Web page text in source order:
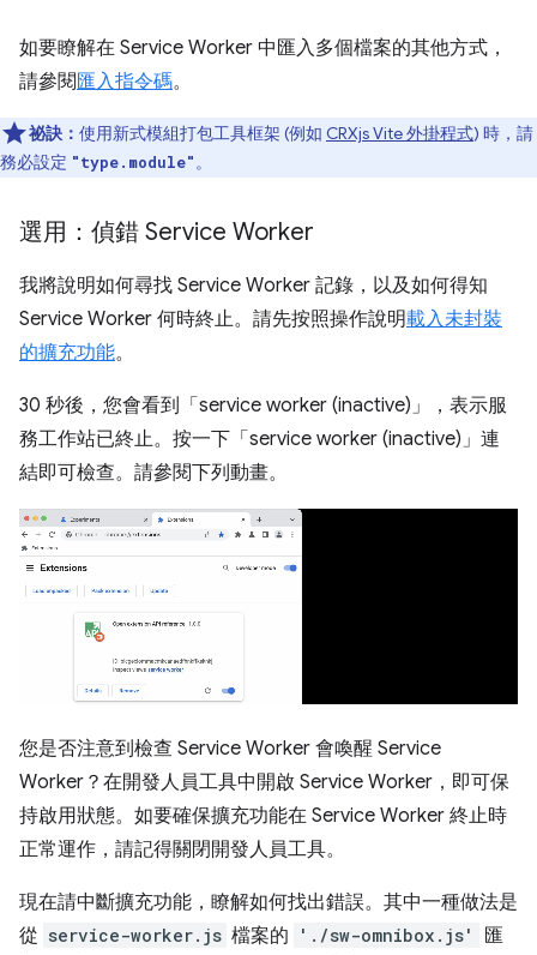
如要瞭解在 Service Worker 中匯入多個檔案的其他方式，
請參閱匯入指令碼。
祕訣： 使用新式模組打包工具框架 (例如 CRXjs Vite 外掛程式) 時，請
務必設定 "type.module" 。
選用：偵錯 Service Worker
我將說明如何尋找 Service Worker 記錄，以及如何得知
Service Worker 何時終止。請先按照操作說明載入未封裝
的擴充功能。
30 秒後，您會看到「service worker (inactive)」，表示服
務工作站已終止。按一下「service worker (inactive)」連
結即可檢查。請參閱下列動畫。
您是否注意到檢查 Service Worker 會喚醒 Service
Worker？在開發人員工具中開啟 Service Worker，即可保
持啟用狀態。如要確保擴充功能在 Service Worker 終止時
正常運作，請記得關閉開發人員工具。
現在請中斷擴充功能，瞭解如何找出錯誤。其中一種做法是
從 service-worker.js 檔案的 './sw-omnibox.js'
匯